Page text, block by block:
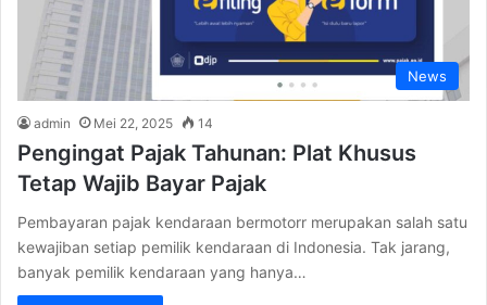
News
admin Mei 22, 2025 14
Pengingat Pajak Tahunan: Plat Khusus
Tetap Wajib Bayar Pajak
Pembayaran pajak kendaraan bermotorr merupakan salah satu
kewajiban setiap pemilik kendaraan di Indonesia. Tak jarang,
banyak pemilik kendaraan yang hanya…